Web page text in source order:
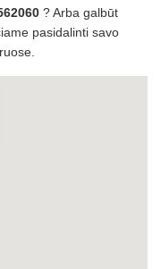
? Arba galbūt
pasidalinti savo